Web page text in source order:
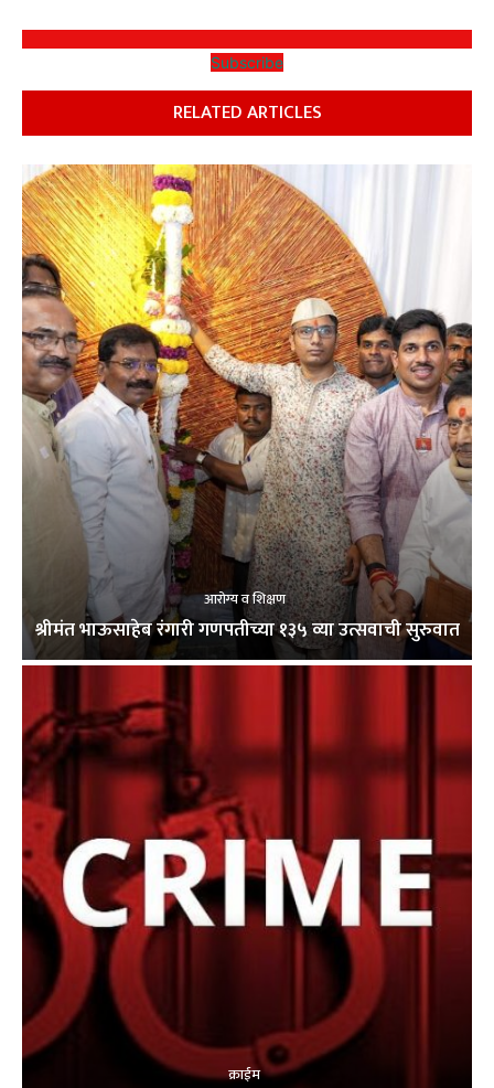
Subscribe
RELATED ARTICLES
आरोग्य व शिक्षण
श्रीमंत भाऊसाहेब रंगारी गणपतीच्या १३५ व्या उत्सवाची सुरुवात
क्राईम